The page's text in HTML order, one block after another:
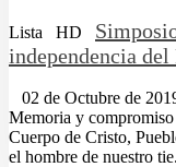
Lista HD
independencia del
02 de Octubre de
Memoria y
Cuerpo de Cristo,
el hombre de nuestro